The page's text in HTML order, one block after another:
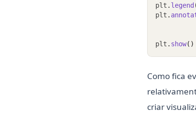
plt . legend
plt .
plt . show()
Como fica
criar